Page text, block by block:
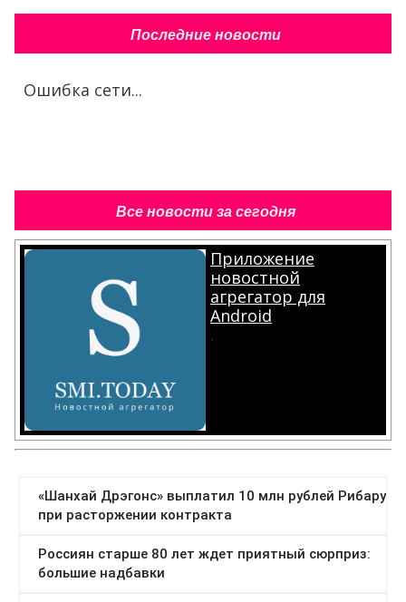
Последние новости
Ошибка сети...
Все новости за сегодня
Приложение
новостной
агрегатор для
Android
.